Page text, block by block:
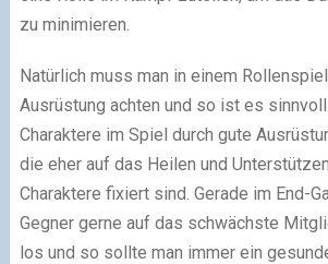
zu minimieren.
Natürlich muss man in einem
Ausrüstung achten und so ist es
Charaktere im Spiel durch gute
die eher auf das Heilen und
Charaktere fixiert sind. Gerade im End-
Gegner gerne auf das schwächste
los und so sollte man immer ein